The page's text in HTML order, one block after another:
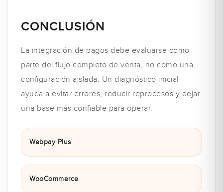
CONCLUSIÓN
La integración de pagos debe evaluarse como
parte del flujo completo de venta, no como una
configuración aislada. Un diagnóstico inicial
ayuda a evitar errores, reducir reprocesos y dejar
una base más confiable para operar.
Webpay Plus
WooCommerce